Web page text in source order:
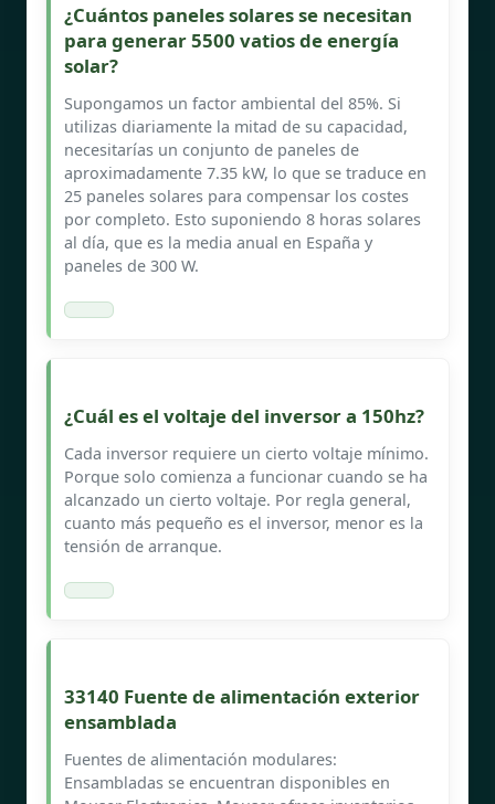
¿Cuántos paneles solares se necesitan
para generar 5500 vatios de energía
solar?
Supongamos un factor ambiental del 85%. Si
utilizas diariamente la mitad de su capacidad,
necesitarías un conjunto de paneles de
aproximadamente 7.35 kW, lo que se traduce en
25 paneles solares para compensar los costes
por completo. Esto suponiendo 8 horas solares
al día, que es la media anual en España y
paneles de 300 W.
¿Cuál es el voltaje del inversor a 150hz?
Cada inversor requiere un cierto voltaje mínimo.
Porque solo comienza a funcionar cuando se ha
alcanzado un cierto voltaje. Por regla general,
cuanto más pequeño es el inversor, menor es la
tensión de arranque.
33140 Fuente de alimentación exterior
ensamblada
Fuentes de alimentación modulares:
Ensambladas se encuentran disponibles en